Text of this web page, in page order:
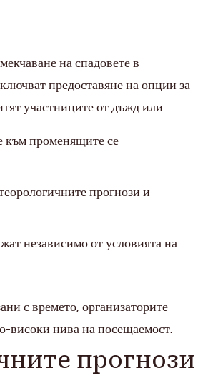
на спадовете в
предоставяне на опции за
участниците от дъжд или
към променящите се
прогнози и
независимо от условията на
с времето, организаторите
високи нива на посещаемост.
прогнози